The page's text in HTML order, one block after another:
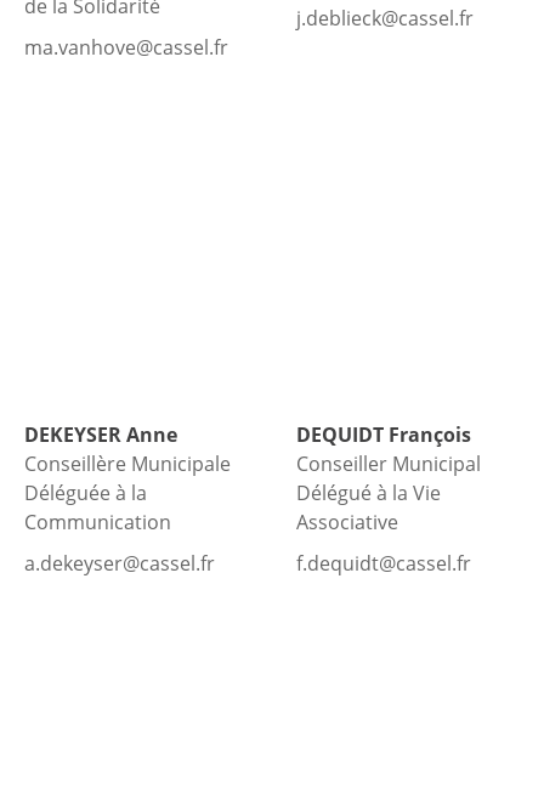
de la Solidarité
ma.vanhove@cassel.fr
j.deblieck@cassel.fr
DEKEYSERAnne
Conseillère Municipale
Déléguée à la
Communication
a.dekeyser@cassel.fr
DEQUIDT François
Conseiller Municipal
Délégué à la Vie
Associative
f.dequidt@cassel.fr